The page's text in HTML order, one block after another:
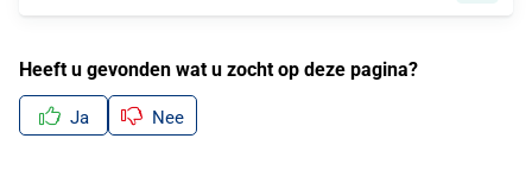
Heeft u gevonden wat u zocht op deze pagina?
Ja Nee